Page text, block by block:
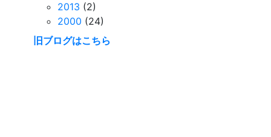
2013 (2)
2000 (24)
旧ブログはこちら